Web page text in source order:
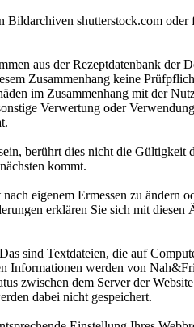
Bildarchiven shutterstock.com
aus der Rezeptdatenbank
Zusammenhang keine
im Zusammenhang mit der
Verwertung oder
berührt dies nicht die
kommt.
eigenem Ermessen zu
erklären Sie sich mit
sind Textdateien, die auf
werden von
zwischen dem Server der
dabei nicht gespeichert.